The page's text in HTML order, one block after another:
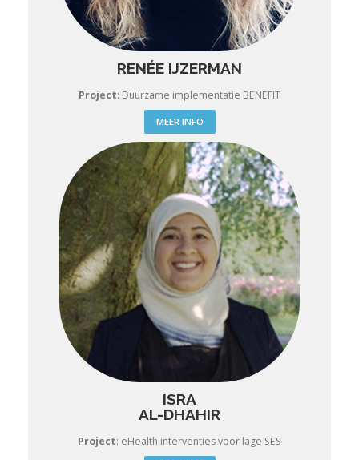
RENÉE IJZERMAN
Project: Duurzame implementatie BENEFIT
MEER INFO
ISRA
AL-DHAHIR
Project: eHealth interventies voor lage SES